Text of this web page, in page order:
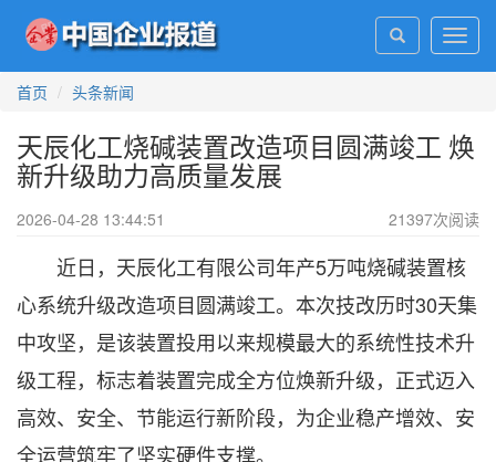
首页
头条新闻
天辰化工烧碱装置改造项目圆满竣工 焕
新升级助力高质量发展
2026-04-28 13:44:51 21397次阅读
近日，天辰化工有限公司年产5万吨烧碱装置核
心系统升级改造项目圆满竣工。本次技改历时30天集
中攻坚，是该装置投用以来规模最大的系统性技术升
级工程，标志着装置完成全方位焕新升级，正式迈入
高效、安全、节能运行新阶段，为企业稳产增效、安
全运营筑牢了坚实硬件支撑。